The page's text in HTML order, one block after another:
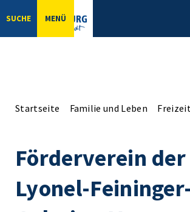
SUCHE MENÜ
Startseite Familie und Leben Freizeit
Förderverein der
Lyonel-Feininger-